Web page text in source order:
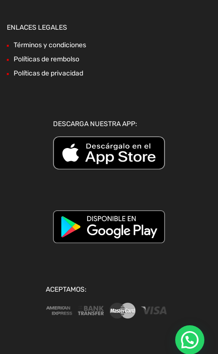
ENLACES LEGALES
Términos y condiciones
Políticas de rembolso
Políticas de privacidad
DESCARGA NUESTRA APP:
ACEPTAMOS: